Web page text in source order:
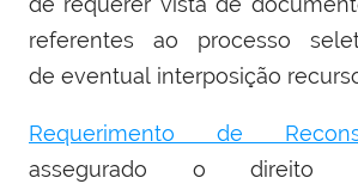
referentes ao processo
de eventual interposição
Requerimento de
assegurado o direito